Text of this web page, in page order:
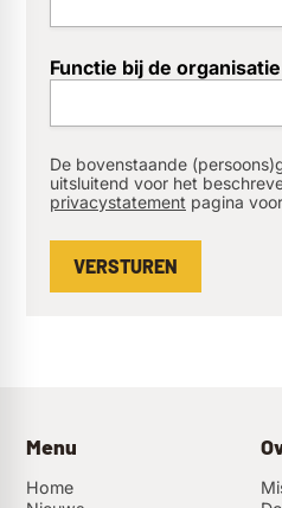
Functie bij de organisatie
De bovenstaande
uitsluitend voor het
privacystatement pagina
VERSTUREN
Menu
Home